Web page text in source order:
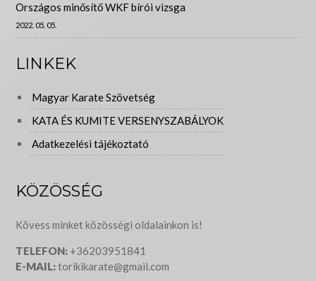
Országos minősítő WKF bírói vizsga
2022. 05. 05.
LINKEK
Magyar Karate Szövetség
KATA ÉS KUMITE VERSENYSZABÁLYOK
Adatkezelési tájékoztató
KÖZÖSSÉG
Kövess minket közösségi oldalainkon is!
TELEFON:+36203951841
E-MAIL:torikikarate@gmail.com